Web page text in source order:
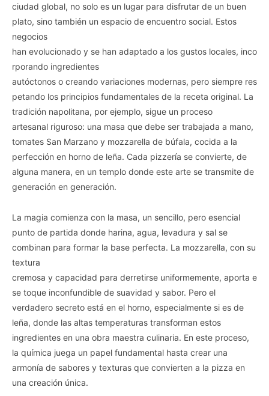
ciudad global, no solo es un lugar para disfrutar de un buen
plato, sino también un espacio de encuentro social. Estos
negocios
han evolucionado y se han adaptado a los gustos locales, inco
rporando ingredientes
autóctonos o creando variaciones modernas, pero siempre res
petando los principios fundamentales de la receta original. La
tradición napolitana, por ejemplo, sigue un proceso
artesanal riguroso: una masa que debe ser trabajada a mano,
tomates San Marzano y mozzarella de búfala, cocida a la
perfección en horno de leña. Cada pizzería se convierte, de
alguna manera, en un templo donde este arte se transmite de
generación en generación.
La magia comienza con la masa, un sencillo, pero esencial
punto de partida donde harina, agua, levadura y sal se
combinan para formar la base perfecta. La mozzarella, con su
textura
cremosa y capacidad para derretirse uniformemente, aporta e
se toque inconfundible de suavidad y sabor. Pero el
verdadero secreto está en el horno, especialmente si es de
leña, donde las altas temperaturas transforman estos
ingredientes en una obra maestra culinaria. En este proceso,
la química juega un papel fundamental hasta crear una
armonía de sabores y texturas que convierten a la pizza en
una creación única.